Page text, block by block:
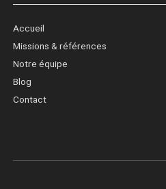
Accueil
Missions & références
Notre équipe
Blog
Contact